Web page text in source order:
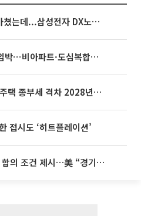
3445억 자사주 지급 마쳤는데...삼성전자 DX노조, 뒤늦은 '떼쓰기 집회'
영끌 '주택공급' 대책 임박⋯비아파트·도심복합까지 총동원
종부세 개편에도…1·3주택 종부세 격차 2028년부터 확대
접시도 ‘히트플레이션’
이란, 미국에 호르무즈 합의 조건 제시…美 “경기 아직 안 끝나” [종합]